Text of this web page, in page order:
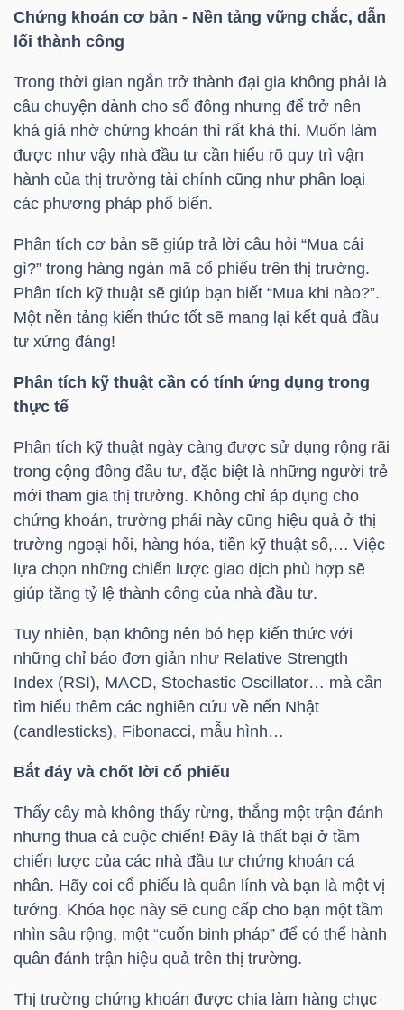
Chứng khoán cơ bản - Nền tảng vững chắc, dẫn
lối thành công
Trong thời gian ngắn trở thành đại gia không phải là
câu chuyện dành cho số đông nhưng để trở nên
khá giả nhờ chứng khoán thì rất khả thi. Muốn làm
được như vậy nhà đầu tư cần hiểu rõ quy trì vận
hành của thị trường tài chính cũng như phân loại
các phương pháp phổ biến.
Phân tích cơ bản sẽ giúp trả lời câu hỏi “Mua cái
gì?” trong hàng ngàn mã cổ phiếu trên thị trường.
Phân tích kỹ thuật sẽ giúp bạn biết “Mua khi nào?”.
Một nền tảng kiến thức tốt sẽ mang lại kết quả đầu
tư xứng đáng!
Phân tích kỹ thuật cần có tính ứng dụng trong
thực tế
Phân tích kỹ thuật ngày càng được sử dụng rộng rãi
trong cộng đồng đầu tư, đặc biệt là những người trẻ
mới tham gia thị trường. Không chỉ áp dụng cho
chứng khoán, trường phái này cũng hiệu quả ở thị
trường ngoại hối, hàng hóa, tiền kỹ thuật số,… Việc
lựa chọn những chiến lược giao dịch phù hợp sẽ
giúp tăng tỷ lệ thành công của nhà đầu tư.
Tuy nhiên, bạn không nên bó hẹp kiến thức với
những chỉ báo đơn giản như Relative Strength
Index (RSI), MACD, Stochastic Oscillator… mà cần
tìm hiểu thêm các nghiên cứu về nến Nhật
(candlesticks), Fibonacci, mẫu hình…
Bắt đáy và chốt lời cổ phiếu
Thấy cây mà không thấy rừng, thắng một trận đánh
nhưng thua cả cuộc chiến! Đây là thất bại ở tầm
chiến lược của các nhà đầu tư chứng khoán cá
nhân. Hãy coi cổ phiếu là quân lính và bạn là một vị
tướng. Khóa học này sẽ cung cấp cho bạn một tầm
nhìn sâu rộng, một “cuốn binh pháp” để có thể hành
quân đánh trận hiệu quả trên thị trường.
Thị trường chứng khoán được chia làm hàng chục
TÀI
CHÍNH
KINH
TẾ
THẾ
ĐÔNG
DƯƠNG
TÀI
CHÍNH
CÁ
NHÂN
TÍCH
VIETSTOCKFINANCE